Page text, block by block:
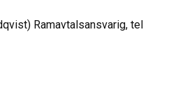
Ramavtalsansvarig, tel